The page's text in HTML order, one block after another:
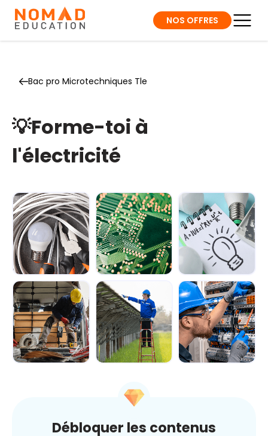
NOS OFFRES
Bac pro Microtechniques Tle
💡Forme-toi à
l'électricité
Module 1 - Les
bases de
l'électricité
Explorer le
circuit
électriqu...
Module 3 -
Manipuler les
principales for...
fonctionnement...
Débloquer les contenus